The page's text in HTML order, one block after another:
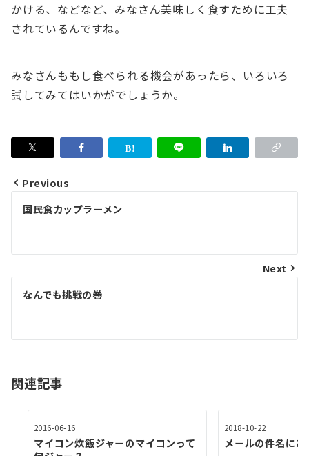
かける、などなど、みなさん美味しく食すために工夫
されているんですね。
みなさんももし食べられる機会があったら、いろいろ
試してみてはいかがでしょうか。
投
ナ
ビ
ゲ
シ
ン
Previous
国民食カップラーメン
Next
なんでも挑戦の巻
関連記事
2016-06-16
マイコン炊飯ジャーのマイコンって
2018-10-22
メールの件名に